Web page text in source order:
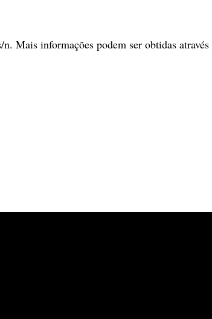
Mais informações podem ser obtidas através